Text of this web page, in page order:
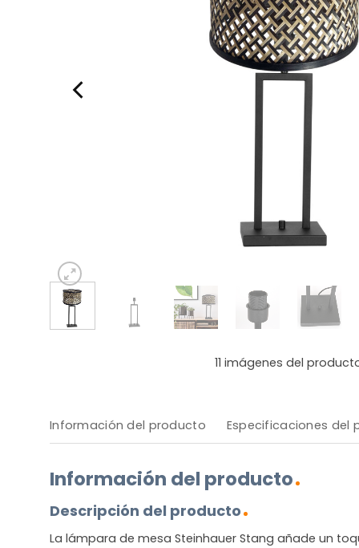
11 imágenes del
Información del producto Especificaciones del
Información del producto
Descripción del producto
La lámpara de mesa Steinhauer Stang añade un